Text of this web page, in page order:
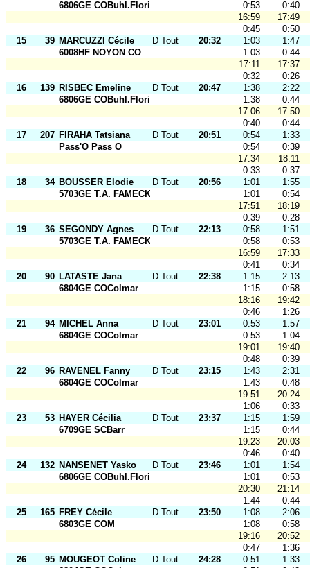
6806GE COBuhl.Florival
0:53
0:40
16:59
17:49
0:45
0:50
15
39 MARCUZZI Cécile D Tout Ages20:32 1:03
1:47
6008HF NOYON CO
1:03
0:44
17:11
17:37
0:32
0:26
16
139 RISBEC Emeline D Tout Ages20:47 1:38
2:22
6806GE COBuhl.Florival
1:38
0:44
17:06
17:50
0:40
0:44
17
207 FIRAHA Tatsiana D Tout Ages20:51 0:54
1:33
Pass'O Pass O
0:54
0:39
17:34
18:11
0:33
0:37
18
34 BOUSSER Elodie D Tout Ages20:56 1:01
1:55
5703GE T.A. FAMECK
1:01
0:54
17:51
18:19
0:39
0:28
19
36 SEGONDY Agnes D Tout Ages22:13 0:58
1:51
5703GE T.A. FAMECK
0:58
0:53
16:59
17:33
0:41
0:34
20
90 LATASTE Jana D Tout Ages22:38 1:15
2:13
6804GE COColmar
1:15
0:58
18:16
19:42
0:46
1:26
21
94 MICHEL Anna D Tout Ages23:01 0:53
1:57
6804GE COColmar
0:53
1:04
19:01
19:40
0:48
0:39
22
96 RAVENEL Fanny D Tout Ages23:15 1:43
2:31
6804GE COColmar
1:43
0:48
19:51
20:24
1:06
0:33
23
53 HAYER Cécilia D Tout Ages23:37 1:15
1:59
6709GE SCBarr
1:15
0:44
19:23
20:03
0:46
0:40
24
132 NANSENET Yasko D Tout Ages23:46 1:01
1:54
6806GE COBuhl.Florival
1:01
0:53
20:30
21:14
1:44
0:44
25
165 FREY Cécile D Tout Ages23:50 1:08
2:06
6803GE COM
1:08
0:58
19:16
20:52
0:47
1:36
26
95 MOUGEOT Coline D Tout Ages24:28 0:51
1:33